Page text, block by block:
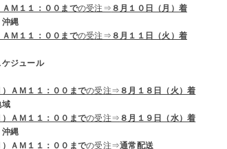
Ｍ１１：００までの受注⇒ ８月１０日（月）着
沖縄
Ｍ１１：００までの受注⇒ ８月１１日（火）着
ケジュール
ＡＭ１１：００までの受注⇒ ８月１８日（火）着
域
ＡＭ１１：００までの受注⇒ ８月１９日（水）着
沖縄
ＡＭ１１：００までの受注⇒通常配送